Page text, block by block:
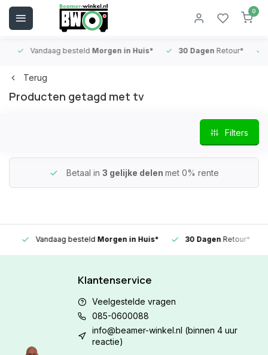
0
Vandaag besteldMorgen in Huis* 30 DagenRetour*
Terug
Producten getagd met tv
Filters
Betaal in 3 gelijke delen met 0% rente
Vandaag besteldMorgen in Huis* 30 DagenRetour*
Klantenservice
Veelgestelde vragen
085-0600088
info@beamer-winkel.nl (binnen 4 uur
reactie)